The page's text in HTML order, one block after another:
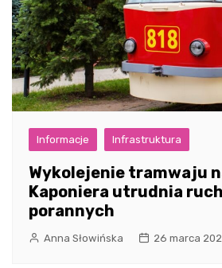
Informacje Infrastruktura
Wykolejenie tramwaju
Kaponiera utrudnia
porannych
Anna Słowińska 26 marca